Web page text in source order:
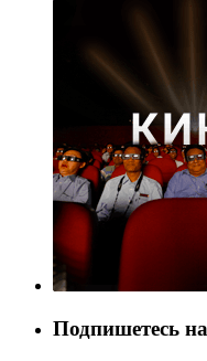
Подпишетесь